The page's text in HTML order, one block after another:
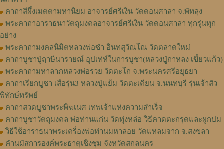
คาถาสีผึ้งเมตตามหานิยม อาจารย์ศรีเงิน วัดดอนศาลา จ.พัทลุง
พระคาถาอาราธนาวัตถุมงคลอาจารย์ศรีเงิน วัดดอนศาลา ทุกรุ่นทุก
อย่าง
พระคาถามงคลนิมิตหลวงพ่อซำ อินทสุวัณโณ วัดตลาดใหม่
คาถาบูชาปู่ฤาษีนารายณ์ อุปเท่ห์ในการบูชา(หลวงปู่กาหลง เขี้ยวแก้ว)
พระคาถามหาลาภหลวงพ่อรวย วัดตะโก จ.พระนครศรีอยุธยา
คาถาเรียกบูชา เสือรุ่น3 หลวงปู่แย้ม วัดตะเคียน จ.นนทบุรี รุ่นเจ้าสัว
พิทักษ์ทรัพย์
คาถาสวดบูชาพระพิฆเนศ เทพเจ้าแห่งความสำเร็จ
คาถาบูชาวัตถุมงคล พ่อท่านแก่น วัดทุ่งหล่อ วิธีคาดตะกรุดและผูกปม
วิธีใช้อาราธนาพระเครื่องพ่อท่านมหาลอย วัดแหลมจาก จ.สงขลา
คำนมัสการองค์พระธาตุเชิงชุม จังหวัดสกลนคร